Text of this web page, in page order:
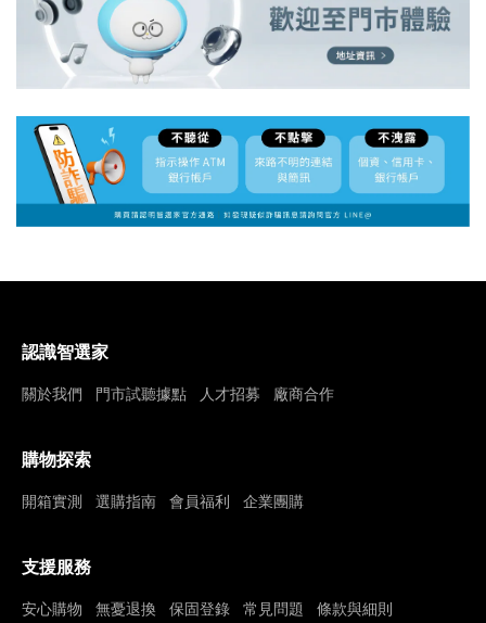
認識智選家
關於我們 門市試聽據點 人才招募 廠商合作
購物探索
開箱實測 選購指南 會員福利 企業團購
支援服務
安心購物 無憂退換 保固登錄 常見問題
條款與細則